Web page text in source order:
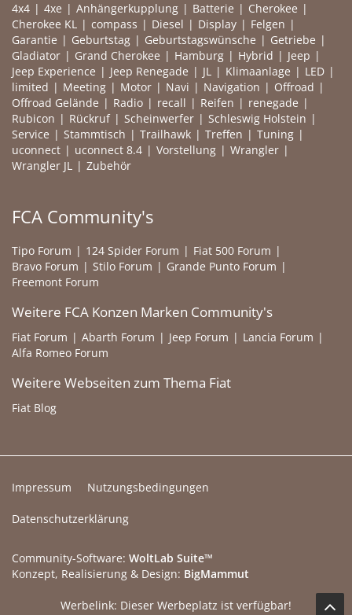
4x4 4xe Anhängerkupplung Batterie
Cherokee
Cherokee KL
compass Diesel Display
Felgen
Garantie
Geburtstag Geburtstagswünsche
Getriebe
Gladiator
Grand Cherokee Hamburg Hybrid
Jeep
Jeep Experience
Jeep Renegade JL Klimaanlage
LED
limited
Meeting Motor Navi Navigation
Offroad
Offroad Gelände
Radio recall Reifen
renegade
Rubicon
Rückruf Scheinwerfer
Schleswig Holstein
Service
Stammtisch Trailhawk Treffen
Tuning
uconnect
uconnect 8.4 Vorstellung
Wrangler
Wrangler JL
Zubehör
FCA Community's
Tipo Forum 124 Spider Forum
Fiat 500 Forum
Bravo Forum
Stilo Forum
Grande Punto Forum
Freemont Forum
Weitere FCA Konzen Marken Community's
Fiat Forum Abarth Forum Jeep Forum
Lancia Forum
Alfa Romeo Forum
Weitere Webseiten zum Thema Fiat
Fiat Blog
Impressum Nutzungsbedingungen
Datenschutzerklärung
Community-Software: WoltLab Suite™
Konzept, Realisierung & Design: BigMammut
Werbelink: Dieser Werbeplatz ist verfügbar!